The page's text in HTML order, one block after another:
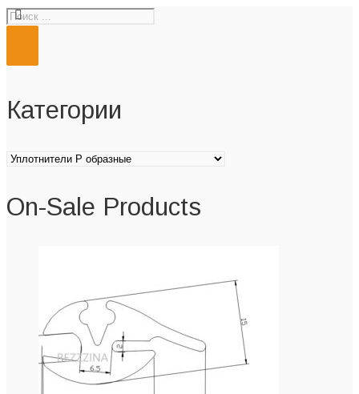
Категории
On-Sale Products